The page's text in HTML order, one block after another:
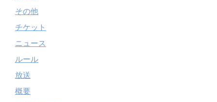
その他
チケット
ニュース
ルール
放送
概要